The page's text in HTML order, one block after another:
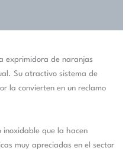
exprimidora de naranjas
Su atractivo sistema de
la convierten en un reclamo
inoxidable que la hacen
muy apreciadas en el sector